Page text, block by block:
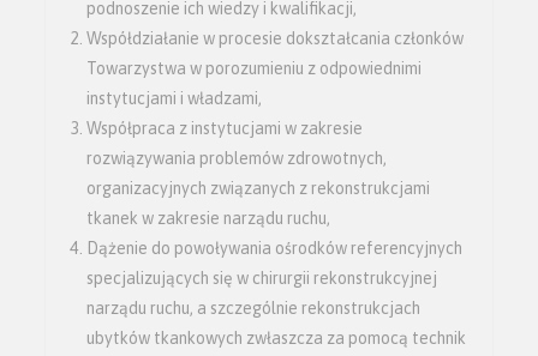
podnoszenie ich wiedzy i kwalifikacji,
Współdziałanie w procesie dokształcania członków
Towarzystwa w porozumieniu z odpowiednimi
instytucjami i władzami,
Współpraca z instytucjami w zakresie
rozwiązywania problemów zdrowotnych,
organizacyjnych związanych z rekonstrukcjami
tkanek w zakresie narządu ruchu,
Dążenie do powoływania ośrodków referencyjnych
specjalizujących się w chirurgii rekonstrukcyjnej
narządu ruchu, a szczególnie rekonstrukcjach
ubytków tkankowych zwłaszcza za pomocą technik